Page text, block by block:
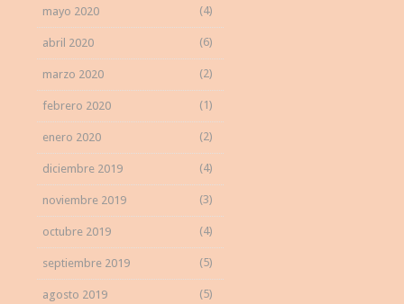
mayo 2020 (4)
abril 2020 (6)
marzo 2020 (2)
febrero 2020 (1)
enero 2020 (2)
diciembre 2019 (4)
noviembre 2019 (3)
octubre 2019 (4)
septiembre 2019 (5)
agosto 2019 (5)